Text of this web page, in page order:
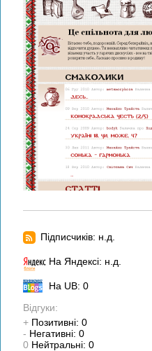
Підписчиків: н.д.
На Яндексі: н.д.
На UB: 0
Відгуки:
+ Позитивні: 0
- Негативні: 0
0 Нейтральні: 0